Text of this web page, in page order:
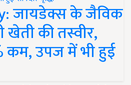
जायडेक्स के जैविक
खेती की तस्वीर,
कम, उपज में भी हुई